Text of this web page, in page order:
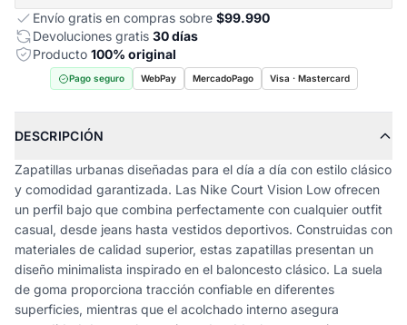
Envío gratis en compras sobre $99.990
Devoluciones gratis 30 días
Producto 100% original
Pago seguro WebPay MercadoPago Visa · Mastercard
DESCRIPCIÓN
Zapatillas urbanas diseñadas para el día a día con estilo clásico
y comodidad garantizada. Las Nike Court Vision Low ofrecen
un perfil bajo que combina perfectamente con cualquier outfit
casual, desde jeans hasta vestidos deportivos. Construidas con
materiales de calidad superior, estas zapatillas presentan un
diseño minimalista inspirado en el baloncesto clásico. La suela
de goma proporciona tracción confiable en diferentes
superficies, mientras que el acolchado interno asegura